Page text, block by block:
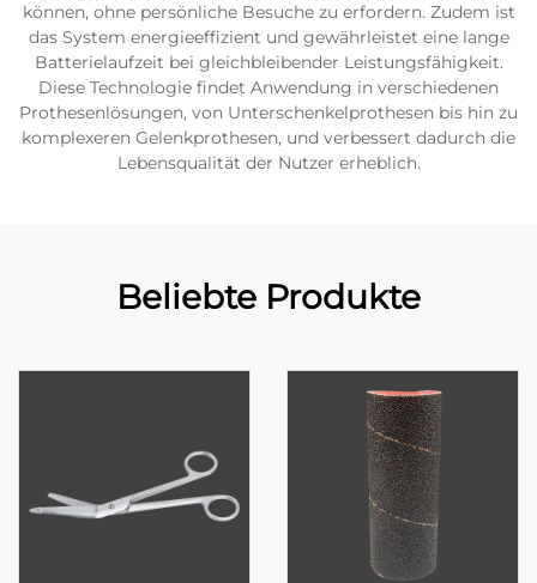
können, ohne persönliche Besuche zu erfordern. Zudem ist
das System energieeffizient und gewährleistet eine lange
Batterielaufzeit bei gleichbleibender Leistungsfähigkeit.
Diese Technologie findet Anwendung in verschiedenen
Prothesenlösungen, von Unterschenkelprothesen bis hin zu
komplexeren Gelenkprothesen, und verbessert dadurch die
Lebensqualität der Nutzer erheblich.
Beliebte Produkte